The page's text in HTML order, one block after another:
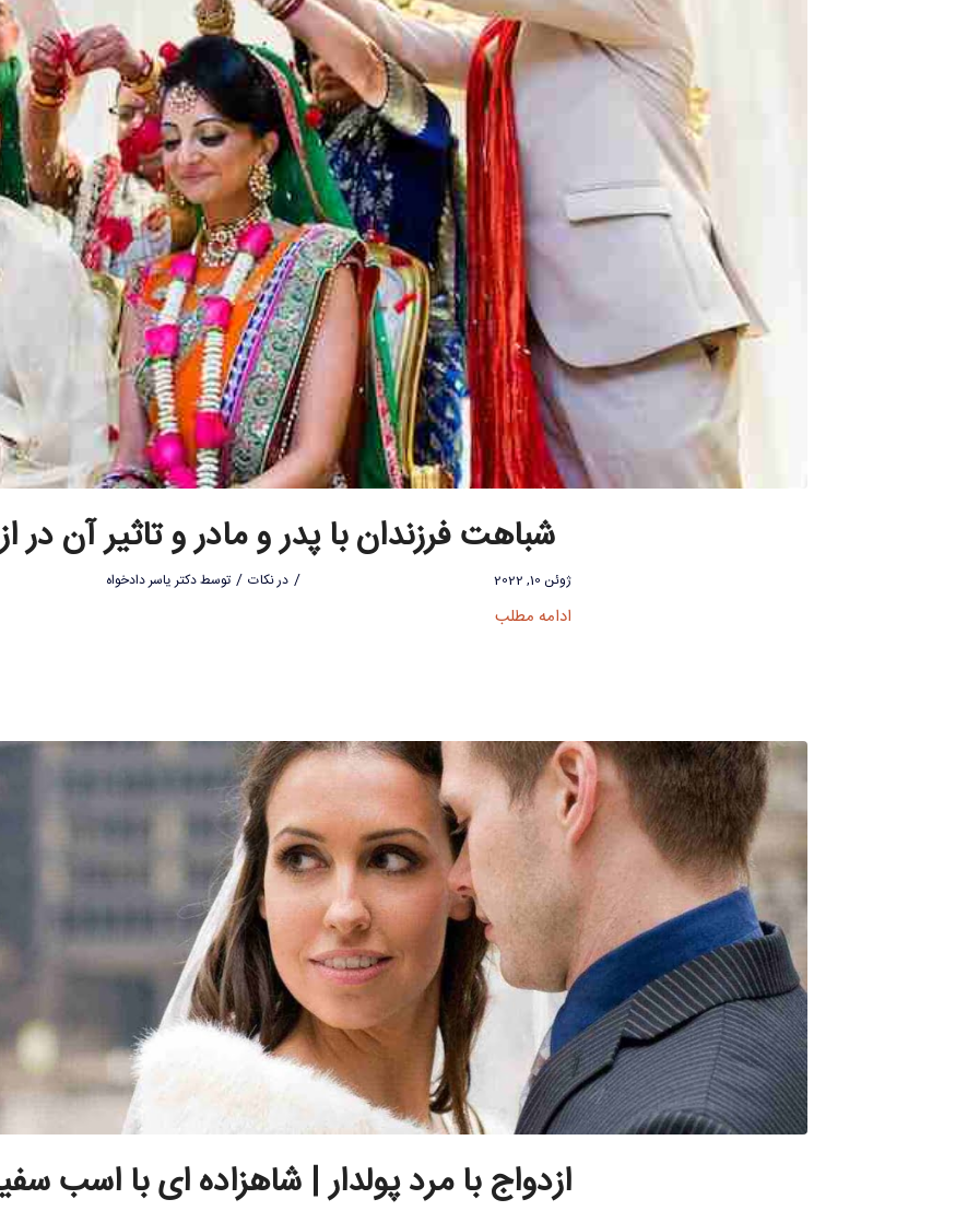
شباهت فرزندان با پدر و مادر و تاثیر آن در
ژوئن 10, 2022 / درنکات / توسطدکتر یاسر دادخواه
ادامه مطلب
ازدواج با مرد پولدار | شاهزاده ای با اسب